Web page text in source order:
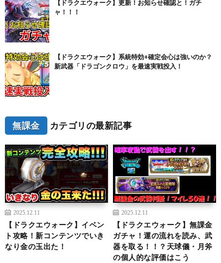
【ドラクエウォーク】更新！お知らせ確認と！ガチ
ャ！！！
【ドラクエウォーク】系統特効+確定会心は強いのか？
新武器「ドラゴンクロウ」を最速実戦投入！
無課金 カテゴリの最新記事
2025.12.11
【ドラクエウォーク】イベン
ト攻略！新コンテンツでいき
なり金の玉出た！
2025.12.11
【ドラクエウォーク】無課金
ガチャ！運の流れを読み、武
器を取る！！？天球儀・月斧
の個人的な評価はこう